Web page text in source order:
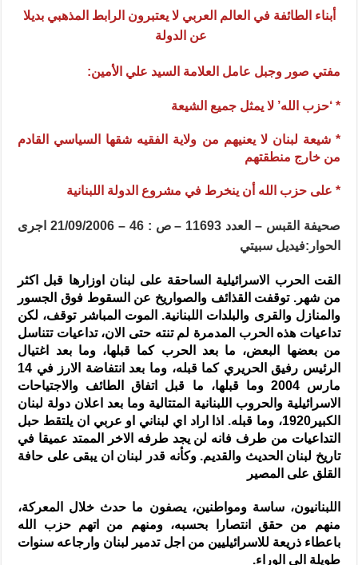
أبناء الطائفة في العالم العربي لا يعتبرون الرابط المذهبي بديلا
عن الدولة
مفتي صور وجبل عامل العلامة السيد علي الأمين:
* ‘حزب الله’ لا يمثل جميع الشيعة
* شيعة لبنان لا يعنيهم من ولاية الفقيه شقها السياسي القادم
من خارج منطقتهم
* على حزب الله أن ينخرط في مشروع الدولة اللبنانية
صحيفة القبس – العدد 11693 – ص : 46 – 21/09/2006 اجرى
الحوار:فيديل سبيتي
القت الحرب الاسرائيلية الساحقة على لبنان اوزارها قبل اكثر
من شهر. توقفت القذائف والصواريخ عن السقوط فوق الجسور
والمنازل والقرى والبلدات اللبنانية. الموت المباشر توقف، لكن
تداعيات هذه الحرب المدمرة لم تنته حتى الان، تداعيات تتناسل
من بعضها البعض، ما بعد الحرب كما قبلها، وما بعد اغتيال
الرئيس رفيق الحريري كما قبله، وما بعد انتفاضة الارز في 14
مارس 2004 وما قبلها، ما قبل اتفاق الطائف والاجتياحات
الاسرائيلية والحروب اللبنانية المتتالية وما بعد اعلان دولة لبنان
الكبير1920، وما قبله. اذا اراد اي لبناني او عربي ان يلتقط حبل
التداعيات من طرف فانه لن يجد طرفه الاخر الممتد عميقا في
تاريخ لبنان الحديث والقديم. وكأنه قدر لبنان ان يبقى على حافة
القلق على المصير
اللبنانيون، ساسة ومواطنين، يصفون ما حدث خلال المعركة،
منهم من حقق انتصارا بحسبه، ومنهم من اتهم حزب الله
باعطاء ذريعة للاسرائيليين من اجل تدمير لبنان وارجاعه سنوات
طويلة الى الوراء.